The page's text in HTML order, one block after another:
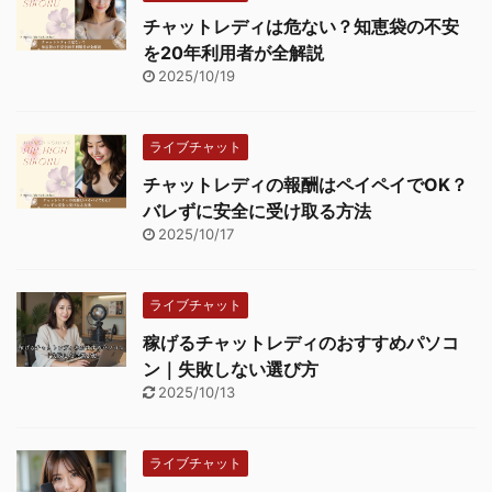
チャットレディは危ない？知恵袋の不安
を20年利用者が全解説
2025/10/19
ライブチャット
チャットレディの報酬はペイペイでOK？
バレずに安全に受け取る方法
2025/10/17
ライブチャット
稼げるチャットレディのおすすめパソコ
ン｜失敗しない選び方
2025/10/13
ライブチャット